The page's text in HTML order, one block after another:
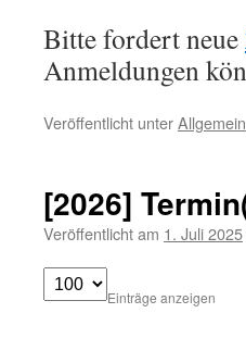
Bitte fordert neue
Anmeldungen
Veröffentlicht unterAllgemein
[2026]
Veröffentlicht am 1. Juli 2025
Einträge anzeigen